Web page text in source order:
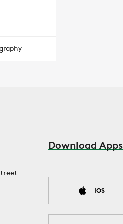
Download Apps
IOS